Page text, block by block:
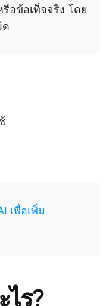
อข้อเท็จจริง โดย
ด
เพื่อเพิ่ม
ไร?